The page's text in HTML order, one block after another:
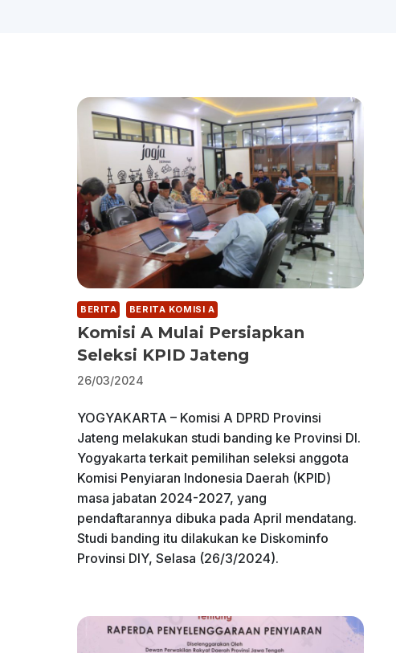
BERITA BERITA KOMISI A
Komisi A Mulai Persiapkan
Seleksi KPID Jateng
26/03/2024
YOGYAKARTA – Komisi A DPRD Provinsi
Jateng melakukan studi banding ke Provinsi DI.
Yogyakarta terkait pemilihan seleksi anggota
Komisi Penyiaran Indonesia Daerah (KPID)
masa jabatan 2024-2027, yang
pendaftarannya dibuka pada April mendatang.
Studi banding itu dilakukan ke Diskominfo
Provinsi DIY, Selasa (26/3/2024).